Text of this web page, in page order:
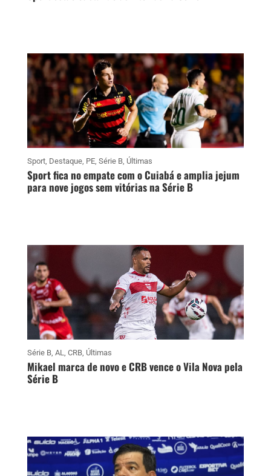
Sport, Destaque, PE, Série B, Últimas
Sport fica no empate com o Cuiabá e amplia jejum
para nove jogos sem vitórias na Série B
Série B, AL, CRB, Últimas
Mikael marca de novo e CRB vence o Vila Nova pela
Série B